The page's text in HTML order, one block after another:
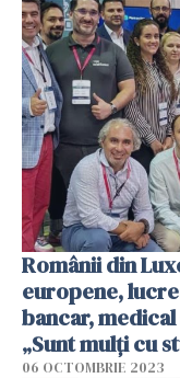
Românii din
europene,
bancar,
„Sunt mulți cu
06 OCTOMBRIE 2023